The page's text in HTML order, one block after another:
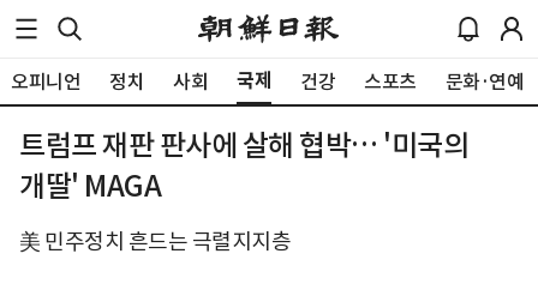
오피니언 정치 사회 국제 건강 스포츠 문화·연예
트럼프 재판 판사에 살해 협박… '미국의
개딸' MAGA
美 민주정치 흔드는 극렬지지층